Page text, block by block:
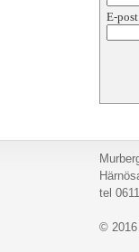
E-post
tel
© 2016